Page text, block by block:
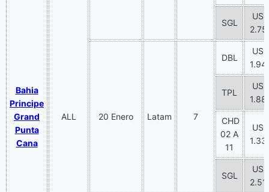
Bahia
Principe
Grand
Punta
Cana
ALL
SGL
USD
20 Enero Latam 7
DBL
USD
TPL
USD
CHD
02 A
11
USD
SGL
USD